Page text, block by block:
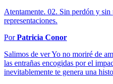
Atentamente. 02. Sin perdón y
representaciones.
PorPatricia Conor
Salimos de ver Yo no moriré de
las entrañas encogidas por el
inevitablemente te genera una